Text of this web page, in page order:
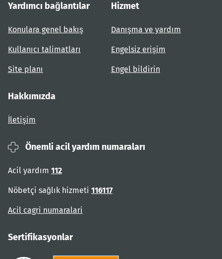
Yardımcı bağlantılar
Konulara genel bakış
Kullanıcı talimatları
Site planı
Hizmet
Danışma ve yardım
Engelsiz erişim
Engel bildirin
Hakkımızda
İletişim
Önemli acil yardım numaraları
Acil yardım 112
Nöbetçi sağlık hizmeti 116117
Acil cagri numaralari
Sertifikasyonlar